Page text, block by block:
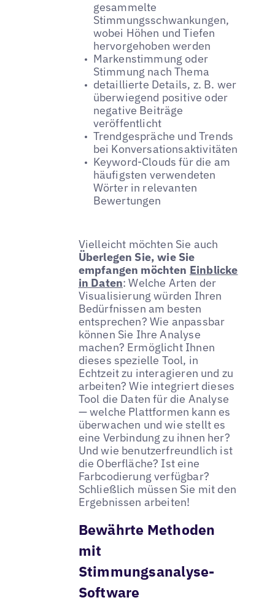
gesammelte
Stimmungsschwankungen,
wobei Höhen und Tiefen
hervorgehoben werden
Markenstimmung oder
Stimmung nach Thema
detaillierte Details, z. B. wer
überwiegend positive oder
negative Beiträge
veröffentlicht
Trendgespräche und Trends
bei Konversationsaktivitäten
Keyword-Clouds für die am
häufigsten verwendeten
Wörter in relevanten
Bewertungen
Vielleicht möchten Sie auch
Überlegen Sie, wie Sie
empfangen möchten Einblicke
in Daten: Welche Arten der
Visualisierung würden Ihren
Bedürfnissen am besten
entsprechen? Wie anpassbar
können Sie Ihre Analyse
machen? Ermöglicht Ihnen
dieses spezielle Tool, in
Echtzeit zu interagieren und zu
arbeiten? Wie integriert dieses
Tool die Daten für die Analyse
— welche Plattformen kann es
überwachen und wie stellt es
eine Verbindung zu ihnen her?
Und wie benutzerfreundlich ist
die Oberfläche? Ist eine
Farbcodierung verfügbar?
Schließlich müssen Sie mit den
Ergebnissen arbeiten!
Bewährte Methoden
mit
Stimmungsanalyse-
Software